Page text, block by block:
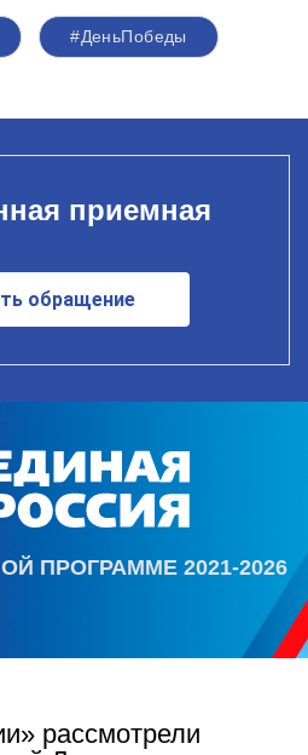
#ДеньПобеды
приемная
обращение
ПРОГРАММЕ 2021-2026
рассмотрели